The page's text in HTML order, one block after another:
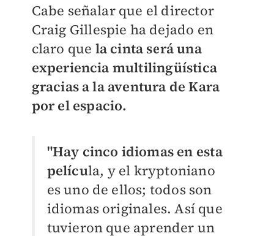
Cabe señalar que el director
Craig Gillespie ha dejado en
claro que la cinta será una
experiencia multilingüística
gracias a la aventura de Kara
por el espacio.
"Hay cinco idiomas en esta
película, y el kryptoniano
es uno de ellos; todos son
idiomas originales. Así que
tuvieron que aprender un